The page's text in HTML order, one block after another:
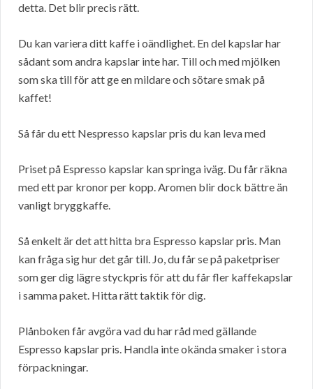
detta. Det blir precis rätt.
Du kan variera ditt kaffe i oändlighet. En del kapslar har
sådant som andra kapslar inte har. Till och med mjölken
som ska till för att ge en mildare och sötare smak på
kaffet!
Så får du ett Nespresso kapslar pris du kan leva med
Priset på Espresso kapslar kan springa iväg. Du får räkna
med ett par kronor per kopp. Aromen blir dock bättre än
vanligt bryggkaffe.
Så enkelt är det att hitta bra Espresso kapslar pris. Man
kan fråga sig hur det går till. Jo, du får se på paketpriser
som ger dig lägre styckpris för att du får fler kaffekapslar
i samma paket. Hitta rätt taktik för dig.
Plånboken får avgöra vad du har råd med gällande
Espresso kapslar pris. Handla inte okända smaker i stora
förpackningar.